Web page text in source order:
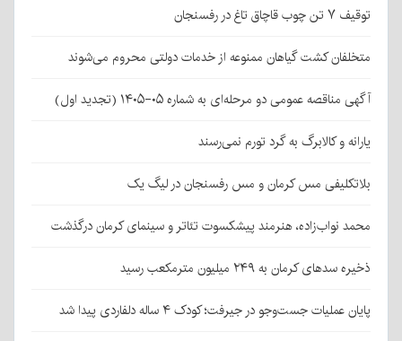
توقیف ۷ تن چوب قاچاق تاغ در رفسنجان
متخلفان کشت گیاهان ممنوعه از خدمات دولتی محروم می‌شوند
آگهی مناقصه عمومی دو مرحله‌ای به شماره ۰۵-۱۴۰۵ (تجدید اول)
یارانه و کالابرگ به گرد تورم نمی‌رسند
بلاتکلیفی مس کرمان و مس رفسنجان در لیگ یک
محمد نواب‌زاده، هنرمند پیشکسوت تئاتر و سینمای کرمان درگذشت
ذخیره سدهای کرمان به ۲۴۹ میلیون مترمکعب رسید
پایان عملیات جست‌وجو در جیرفت؛ کودک ۴ ساله دلفاردی پیدا شد